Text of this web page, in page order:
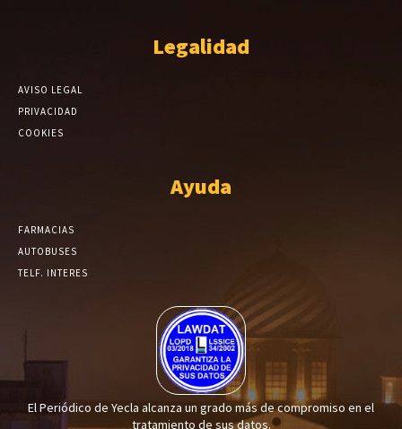
Legalidad
AVISO LEGAL
PRIVACIDAD
COOKIES
Ayuda
FARMACIAS
AUTOBUSES
TELF. INTERES
El Periódico de Yecla alcanza un grado más de compromiso en el
tratamiento de sus datos.